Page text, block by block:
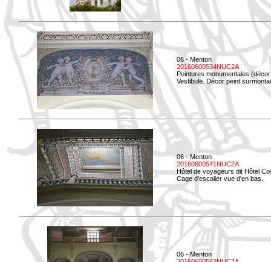
06 - Menton
20160600534NUC2A
Peintures monumentales
Vestibule. Décor peint
06 - Menton
20160600541NUC2A
Hôtel de voyageurs dit Hôtel
Cage d'escalier vue d'en bas.
06 - Menton